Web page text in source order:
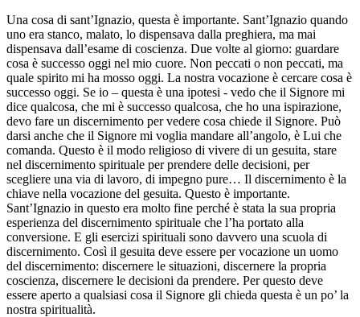
Una cosa di sant’Ignazio, questa è importante. Sant’Ignazio quando
uno era stanco, malato, lo dispensava dalla preghiera, ma mai
dispensava dall’esame di coscienza. Due volte al giorno: guardare
cosa è successo oggi nel mio cuore. Non peccati o non peccati, ma
quale spirito mi ha mosso oggi. La nostra vocazione è cercare cosa è
successo oggi. Se io – questa è una ipotesi - vedo che il Signore mi
dice qualcosa, che mi è successo qualcosa, che ho una ispirazione,
devo fare un discernimento per vedere cosa chiede il Signore. Può
darsi anche che il Signore mi voglia mandare all’angolo, è Lui che
comanda. Questo è il modo religioso di vivere di un gesuita, stare
nel discernimento spirituale per prendere delle decisioni, per
scegliere una via di lavoro, di impegno pure… Il discernimento è la
chiave nella vocazione del gesuita. Questo è importante.
Sant’Ignazio in questo era molto fine perché è stata la sua propria
esperienza del discernimento spirituale che l’ha portato alla
conversione. E gli esercizi spirituali sono davvero una scuola di
discernimento. Così il gesuita deve essere per vocazione un uomo
del discernimento: discernere le situazioni, discernere la propria
coscienza, discernere le decisioni da prendere. Per questo deve
essere aperto a qualsiasi cosa il Signore gli chieda questa è un po’ la
nostra spiritualità.